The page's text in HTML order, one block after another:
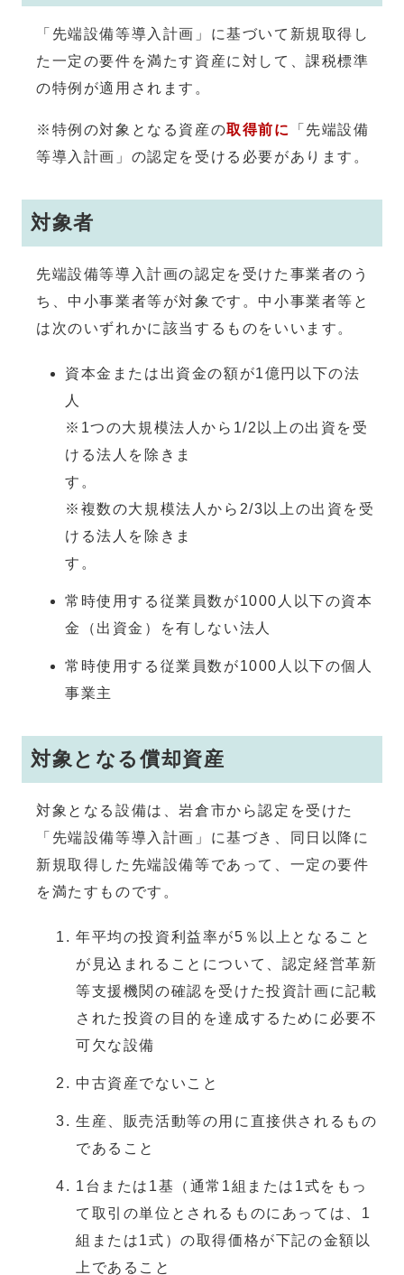
「先端設備等導入計画」に基づいて新規取得し
た一定の要件を満たす資産に対して、課税標準
の特例が適用されます。
※特例の対象となる資産の取得前に
「先端設備
等導入計画」の認定を受ける必要があります。
対象者
先端設備等導入計画の認定を受けた事業者のう
ち、中小事業者等が対象です。中小事業者等と
は次のいずれかに該当するものをいいます。
資本金または出資金の額が1億円以下の法
※1つの大規模法人から1/2以上の出資を受
ける法人を除きま
す
※複数の大規模法人から2/3以上の出資を受
ける法人を除きま
す
常時使用する従業員数が1000人以下の資本
金（出資金）を有しない法人
常時使用する従業員数が1000人以下の個人
事業主
対象となる償却資産
対象となる設備は、岩倉市から認定を受けた
「先端設備等導入計画」に基づき、同日以降に
新規取得した先端設備等であって、一定の要件
を満たすものです。
年平均の投資利益率が5％以上となること
が見込まれることについて、認定経営革新
等支援機関の確認を受けた投資計画に記載
された投資の目的を達成するために必要不
可欠な設備
中古資産でないこと
生産、販売活動等の用に直接供されるもの
であること
1台または1基（通常1組または1式をもっ
て取引の単位とされるものにあっては、1
組または1式）の取得価格が下記の金額以
上であること